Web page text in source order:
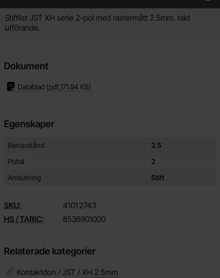
Produktbeskrivning
Stiftlist JST XH serie 2-pol med rastermått 2.5mm, rakt
utförande.
Dokument
Datablad (pdf,171.94 KB)
Egenskaper
Egenskaper/attribut för denna produkt
Attribut
Benavstånd
2.5
Poltal
2
Anslutning
Stift
SKU: 4101 2743
HS / TARIC:
8536901000
Relaterade kategorier
Kontaktdon / JST / XH 2.5mm